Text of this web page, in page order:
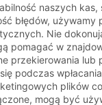
naszych kas,
błędów, używamy
Nie
pomagać w
przekierowania lub
podczas
plików
mogą być